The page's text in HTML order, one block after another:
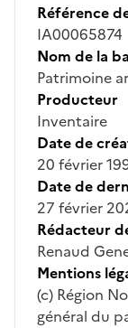
Référence
IA00065874
Nom de la
Patrimoine
Producteur
Inventaire
Date de
20 février
Date de
27 février
Rédacteur
Renaud
Mentions
(c) Région
général du